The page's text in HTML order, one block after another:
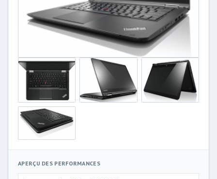
APERÇU DES PERFORMANCES